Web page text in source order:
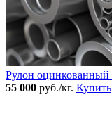
Рулон
55 000 руб./кг. Купить